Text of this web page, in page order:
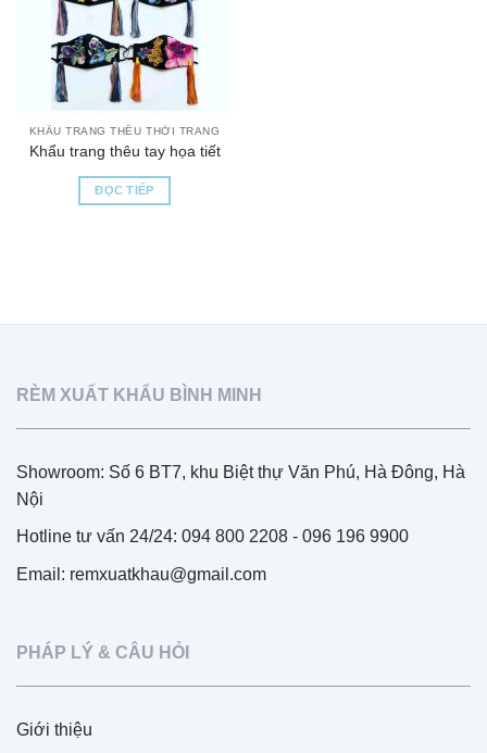
KHẨU TRANG THÊU THỜI TRANG
Khẩu trang thêu tay họa tiết
ĐỌC TIẾP
RÈM XUẤT KHẨU BÌNH MINH
Showroom: Số 6 BT7, khu Biệt thự Văn Phú, Hà Đông, Hà
Nội
Hotline tư vấn 24/24: 094 800 2208 - 096 196 9900
Email: remxuatkhau@gmail.com
PHÁP LÝ & CÂU HỎI
Giới thiệu